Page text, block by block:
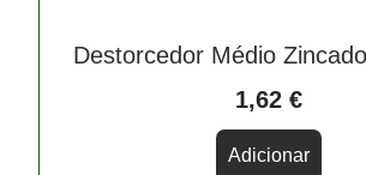
Destorcedor Médio
1,62 €
Adicionar